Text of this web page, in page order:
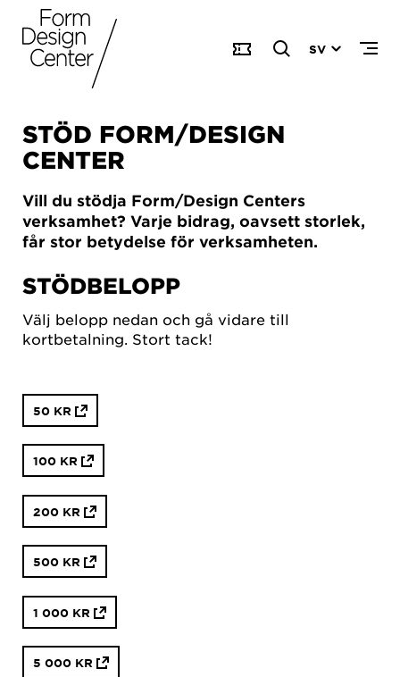
SV
STÖD FORM/DESIGN
CENTER
Vill du stödja Form/Design Centers
verksamhet? Varje bidrag, oavsett storlek,
får stor betydelse för verksamheten.
STÖDBELOPP
Välj belopp nedan och gå vidare till
kortbetalning. Stort tack!
50 KR
100 KR
200 KR
500 KR
1 000 KR
5 000 KR